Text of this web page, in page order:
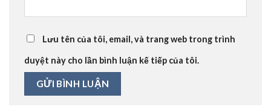
Lưu tên của tôi, email, và trang web trong trình
duyệt này cho lần bình luận kế tiếp của tôi.